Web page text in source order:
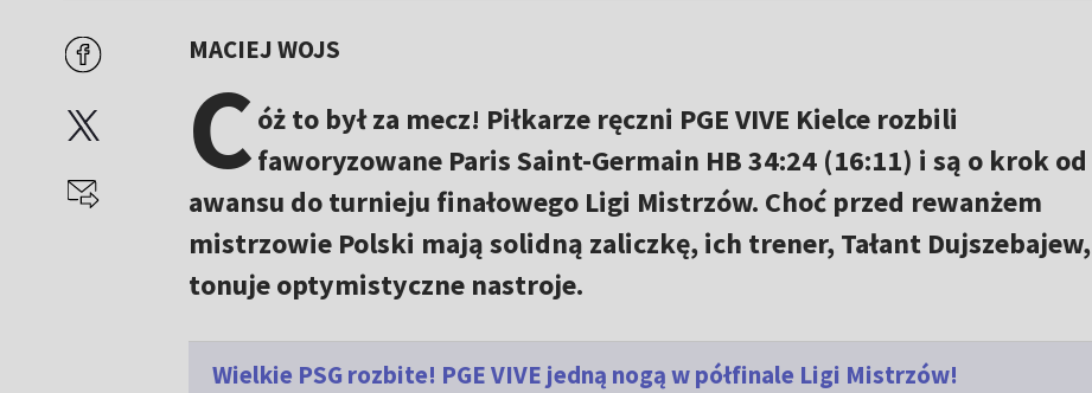
MACIEJ WOJS
Cóż to był za mecz! Piłkarze ręczni PGE VIVE Kielce rozbili
faworyzowane Paris Saint-Germain HB 34:24 (16:11) i są o krok od
awansu do turnieju finałowego Ligi Mistrzów. Choć przed rewanżem
mistrzowie Polski mają solidną zaliczkę, ich trener, Tałant Dujszebajew,
tonuje optymistyczne nastroje.
Wielkie PSG rozbite! PGE VIVE jedną nogą w półfinale Ligi Mistrzów!